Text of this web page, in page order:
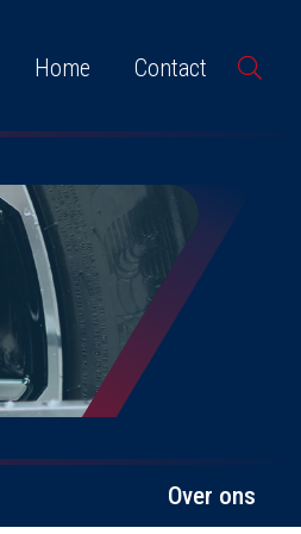
Home Contact
Over ons